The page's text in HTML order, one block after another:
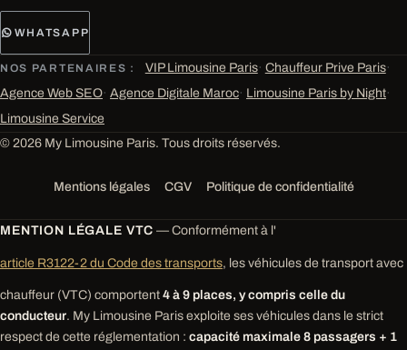
WHATSAPP
NOS PARTENAIRES : VIP Limousine Paris· Chauffeur Prive Paris·
Agence Web SEO· Agence Digitale Maroc· Limousine Paris by Night·
Limousine Service
© 2026 My Limousine Paris. Tous droits réservés.
Mentions légales CGV Politique de confidentialité
MENTION LÉGALE VTC — Conformément à l'
article R3122-2 du Code des transports, les véhicules de transport avec
chauffeur (VTC) comportent 4 à 9 places, y compris celle du
conducteur. My Limousine Paris exploite ses véhicules dans le strict
respect de cette réglementation : capacité maximale 8 passagers + 1